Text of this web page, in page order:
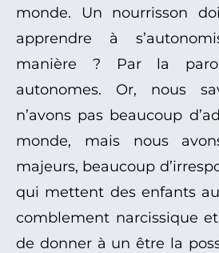
monde. Un nourrisson
apprendre à
manière ? Par la
autonomes. Or, nous
n’avons pas beaucoup
monde, mais nous
majeurs, beaucoup
qui mettent des enfants
comblement narcissique
de donner à un être la